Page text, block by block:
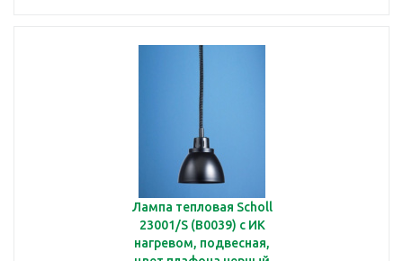
Лампа тепловая Scholl
23001/S (B0039) с ИК
нагревом, подвесная,